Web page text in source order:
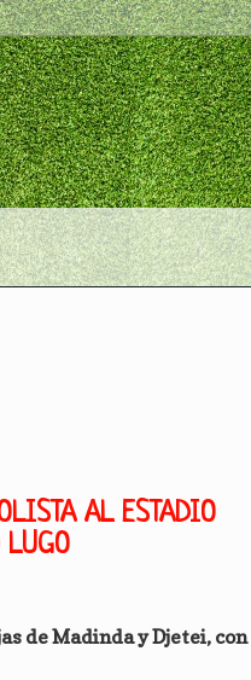
AL ESTADIO
LUGO
de Madinda y Djetei, con